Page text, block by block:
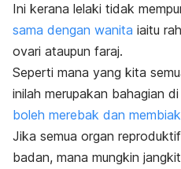
Ini kerana lelaki tidak
sama dengan wanita iaitu
ovari ataupun faraj.
Seperti mana yang kita
inilah merupakan bahagian
boleh merebak dan membiak
Jika semua organ
badan, mana mungkin